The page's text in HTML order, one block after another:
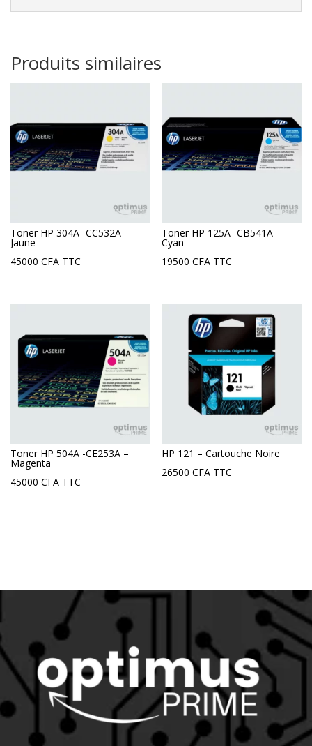
Produits similaires
Toner HP 304A -CC532A –
Jaune
45000 CFA TTC
Toner HP 125A -CB541A –
Cyan
19500CFA TTC
Toner HP 504A -CE253A –
Magenta
45000 CFA TTC
HP 121 – Cartouche Noire
26500CFA TTC